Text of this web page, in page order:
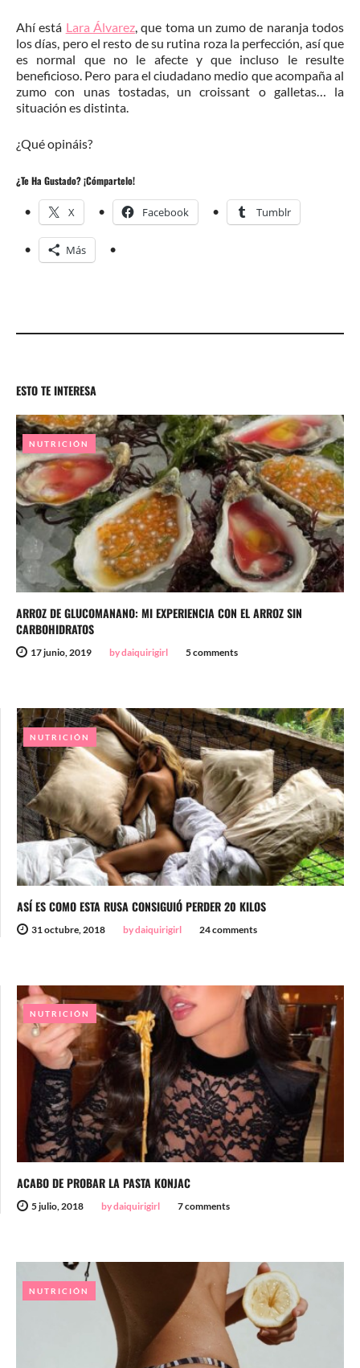
Ahí está Lara Álvarez, que toma un zumo de naranja todos
los días, pero el resto de su rutina roza la perfección, así que
es normal que no le afecte y que incluso le resulte
beneficioso. Pero para el ciudadano medio que acompaña al
zumo con unas tostadas, un croissant o galletas… la
situación es distinta.
¿Qué opináis?
¿Te Ha Gustado? ¡Cómpartelo!
X Facebook Tumblr
Más
ESTO TE INTERESA
ARROZ DE GLUCOMANANO: MI EXPERIENCIA CON EL ARROZ SIN
CARBOHIDRATOS
17 junio, 2019 by daiquirigirl 5 comments
NUTRICIÓN
ASÍ ES COMO ESTA RUSA CONSIGUIÓ PERDER 20 KILOS
31 octubre, 2018 by daiquirigirl 24 comments
NUTRICIÓN
ACABO DE PROBAR LA PASTA KONJAC
5 julio, 2018 by daiquirigirl 7 comments
NUTRICIÓN
NUTRICIÓN